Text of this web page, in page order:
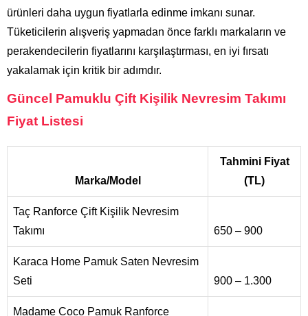
ürünleri daha uygun fiyatlarla edinme imkanı sunar.
Tüketicilerin alışveriş yapmadan önce farklı markaların ve
perakendecilerin fiyatlarını karşılaştırması, en iyi fırsatı
yakalamak için kritik bir adımdır.
Güncel Pamuklu Çift Kişilik Nevresim Takımı
Fiyat Listesi
Marka/Model
Tahmini Fiyat
(TL)
Taç Ranforce Çift Kişilik Nevresim
Takımı
650 – 900
Karaca Home Pamuk Saten Nevresim
Seti
900 – 1.300
Madame Coco Pamuk Ranforce